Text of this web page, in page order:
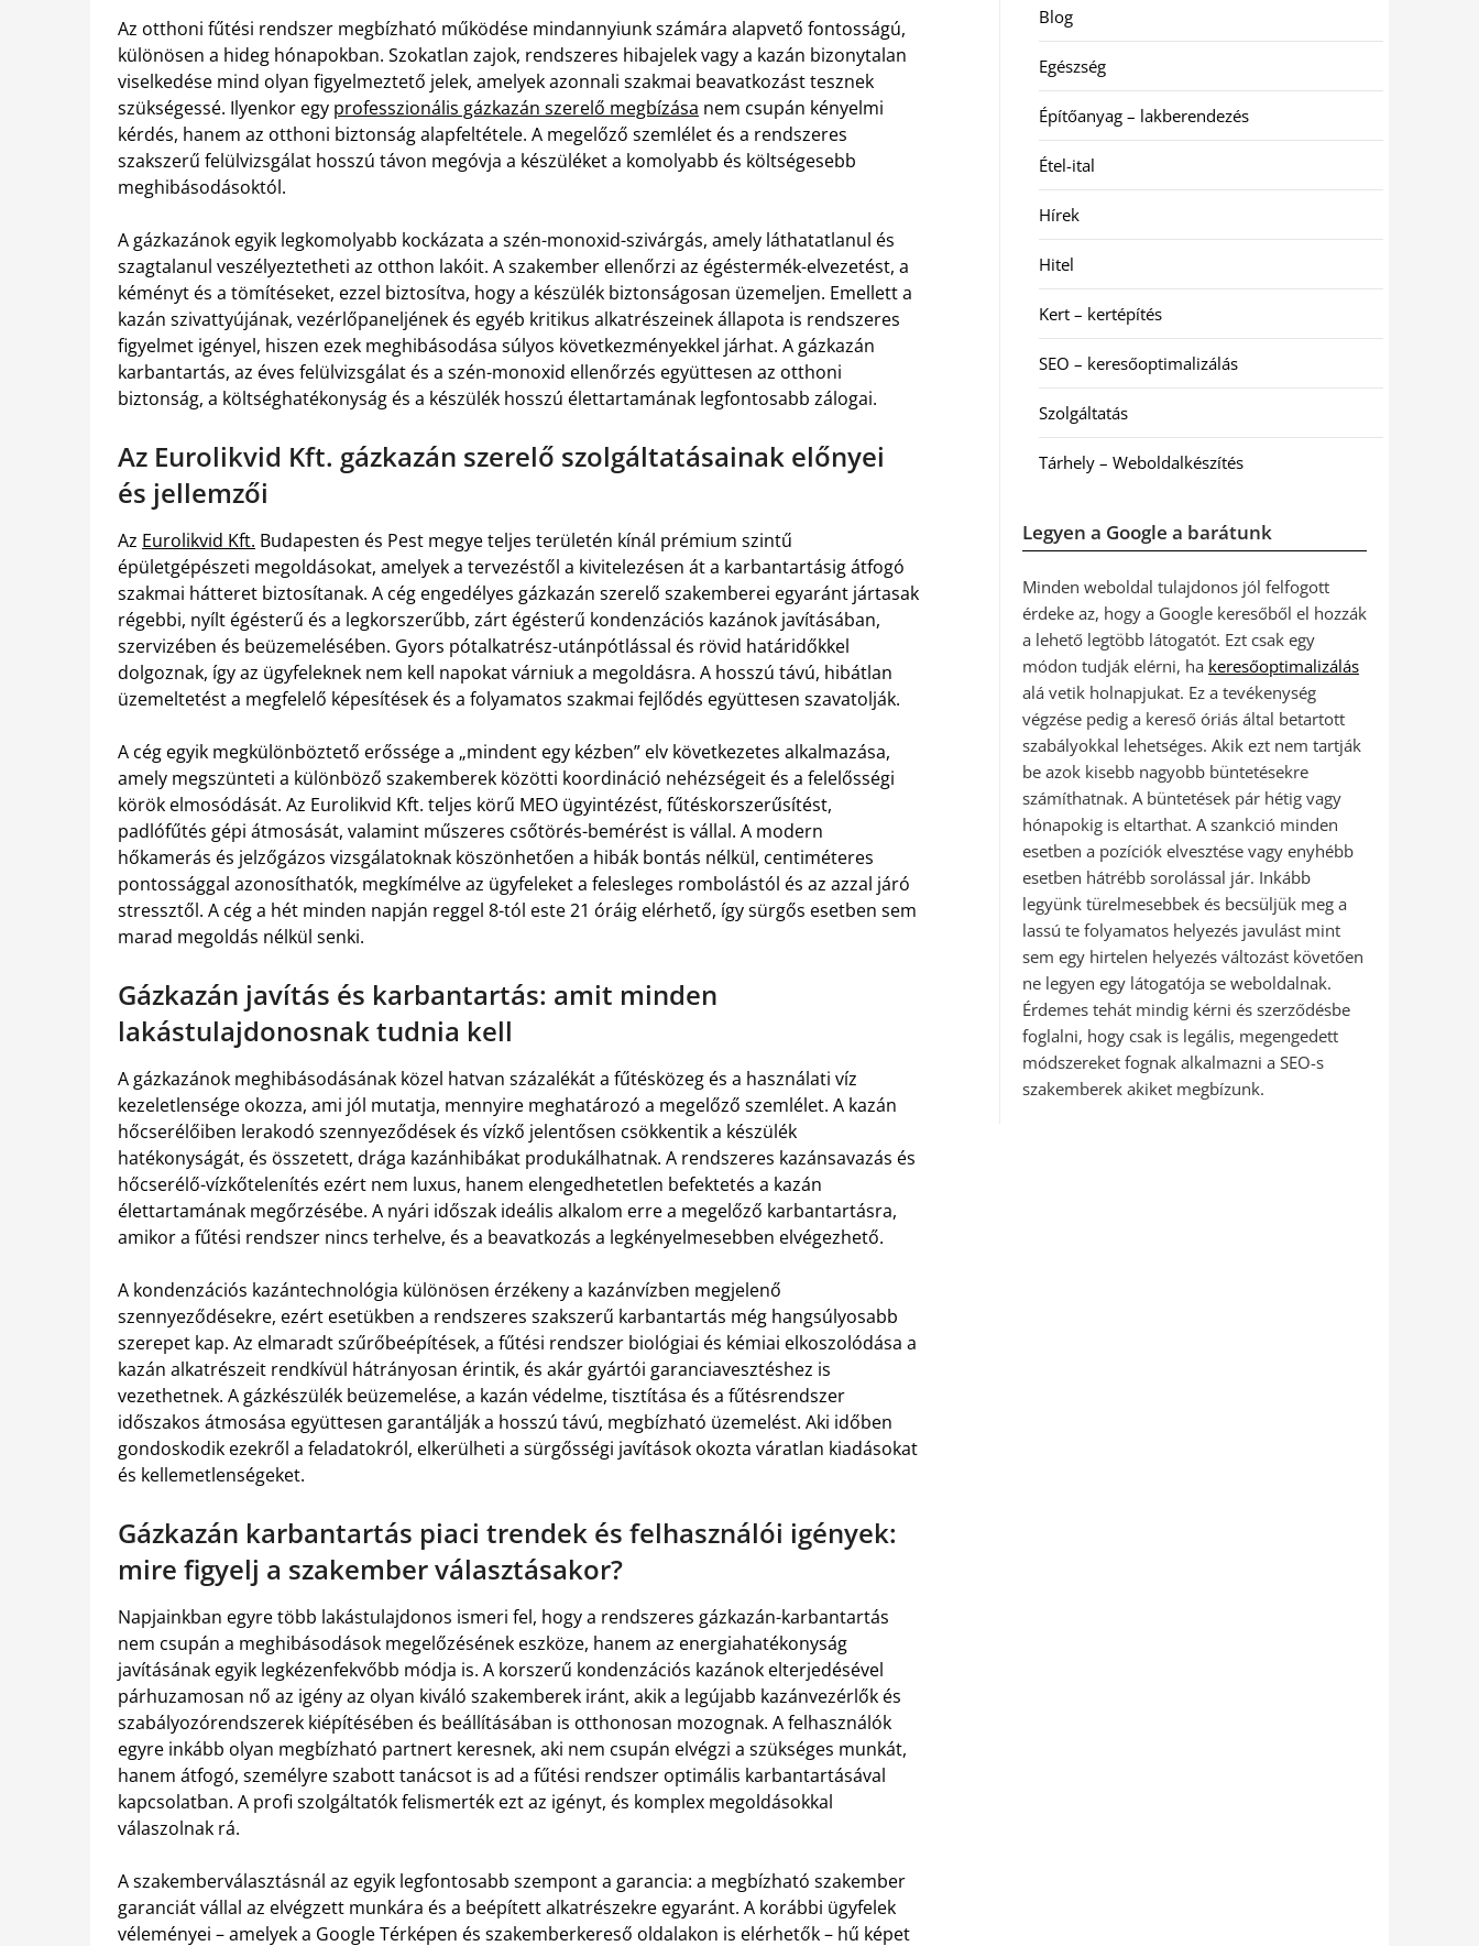
Az otthoni fűtési rendszer megbízható működése mindannyiunk számára alapvető fontosságú,
különösen a hideg hónapokban. Szokatlan zajok, rendszeres hibajelek vagy a kazán bizonytalan
viselkedése mind olyan figyelmeztető jelek, amelyek azonnali szakmai beavatkozást tesznek
szükségessé. Ilyenkor egy professzionális gázkazán szerelő megbízása nem csupán kényelmi
kérdés, hanem az otthoni biztonság alapfeltétele. A megelőző szemlélet és a rendszeres
szakszerű felülvizsgálat hosszú távon megóvja a készüléket a komolyabb és költségesebb
meghibásodásoktól.
A gázkazánok egyik legkomolyabb kockázata a szén-monoxid-szivárgás, amely láthatatlanul és
szagtalanul veszélyeztetheti az otthon lakóit. A szakember ellenőrzi az égéstermék-elvezetést, a
kéményt és a tömítéseket, ezzel biztosítva, hogy a készülék biztonságosan üzemeljen. Emellett a
kazán szivattyújának, vezérlőpaneljének és egyéb kritikus alkatrészeinek állapota is rendszeres
figyelmet igényel, hiszen ezek meghibásodása súlyos következményekkel járhat. A gázkazán
karbantartás, az éves felülvizsgálat és a szén-monoxid ellenőrzés együttesen az otthoni
biztonság, a költséghatékonyság és a készülék hosszú élettartamának legfontosabb zálogai.
Az Eurolikvid Kft. gázkazán szerelő szolgáltatásainak előnyei
és jellemzői
Az Eurolikvid Kft. Budapesten és Pest megye teljes területén kínál prémium szintű
épületgépészeti megoldásokat, amelyek a tervezéstől a kivitelezésen át a karbantartásig átfogó
szakmai hátteret biztosítanak. A cég engedélyes gázkazán szerelő szakemberei egyaránt jártasak
régebbi, nyílt égésterű és a legkorszerűbb, zárt égésterű kondenzációs kazánok javításában,
szervizében és beüzemelésében. Gyors pótalkatrész-utánpótlással és rövid határidőkkel
dolgoznak, így az ügyfeleknek nem kell napokat várniuk a megoldásra. A hosszú távú, hibátlan
üzemeltetést a megfelelő képesítések és a folyamatos szakmai fejlődés együttesen szavatolják.
A cég egyik megkülönböztető erőssége a „mindent egy kézben” elv következetes alkalmazása,
amely megszünteti a különböző szakemberek közötti koordináció nehézségeit és a felelősségi
körök elmosódását. Az Eurolikvid Kft. teljes körű MEO ügyintézést, fűtéskorszerűsítést,
padlófűtés gépi átmosását, valamint műszeres csőtörés-bemérést is vállal. A modern
hőkamerás és jelzőgázos vizsgálatoknak köszönhetően a hibák bontás nélkül, centiméteres
pontossággal azonosíthatók, megkímélve az ügyfeleket a felesleges rombolástól és az azzal járó
stressztől. A cég a hét minden napján reggel 8-tól este 21 óráig elérhető, így sürgős esetben sem
marad megoldás nélkül senki.
Gázkazán javítás és karbantartás: amit minden
lakástulajdonosnak tudnia kell
A gázkazánok meghibásodásának közel hatvan százalékát a fűtésközeg és a használati víz
kezeletlensége okozza, ami jól mutatja, mennyire meghatározó a megelőző szemlélet. A kazán
hőcserélőiben lerakodó szennyeződések és vízkő jelentősen csökkentik a készülék
hatékonyságát, és összetett, drága kazánhibákat produkálhatnak. A rendszeres kazánsavazás és
hőcserélő-vízkőtelenítés ezért nem luxus, hanem elengedhetetlen befektetés a kazán
élettartamának megőrzésébe. A nyári időszak ideális alkalom erre a megelőző karbantartásra,
amikor a fűtési rendszer nincs terhelve, és a beavatkozás a legkényelmesebben elvégezhető.
A kondenzációs kazántechnológia különösen érzékeny a kazánvízben megjelenő
szennyeződésekre, ezért esetükben a rendszeres szakszerű karbantartás még hangsúlyosabb
szerepet kap. Az elmaradt szűrőbeépítések, a fűtési rendszer biológiai és kémiai elkoszolódása a
kazán alkatrészeit rendkívül hátrányosan érintik, és akár gyártói garanciavesztéshez is
vezethetnek. A gázkészülék beüzemelése, a kazán védelme, tisztítása és a fűtésrendszer
időszakos átmosása együttesen garantálják a hosszú távú, megbízható üzemelést. Aki időben
gondoskodik ezekről a feladatokról, elkerülheti a sürgősségi javítások okozta váratlan kiadásokat
és kellemetlenségeket.
Gázkazán karbantartás piaci trendek és felhasználói igények:
mire figyelj a szakember választásakor?
Napjainkban egyre több lakástulajdonos ismeri fel, hogy a rendszeres gázkazán-karbantartás
nem csupán a meghibásodások megelőzésének eszköze, hanem az energiahatékonyság
javításának egyik legkézenfekvőbb módja is. A korszerű kondenzációs kazánok elterjedésével
párhuzamosan nő az igény az olyan kiváló szakemberek iránt, akik a legújabb kazánvezérlők és
szabályozórendszerek kiépítésében és beállításában is otthonosan mozognak. A felhasználók
egyre inkább olyan megbízható partnert keresnek, aki nem csupán elvégzi a szükséges munkát,
hanem átfogó, személyre szabott tanácsot is ad a fűtési rendszer optimális karbantartásával
kapcsolatban. A profi szolgáltatók felismerték ezt az igényt, és komplex megoldásokkal
válaszolnak rá.
A szakemberválasztásnál az egyik legfontosabb szempont a garancia: a megbízható szakember
garanciát vállal az elvégzett munkára és a beépített alkatrészekre egyaránt. A korábbi ügyfelek
véleményei – amelyek a Google Térképen és szakemberkereső oldalakon is elérhetők – hű képet
Blog
Egészség
Építőanyag – lakberendezés
Étel-ital
Hírek
Hitel
Kert – kertépítés
SEO – keresőoptimalizálás
Szolgáltatás
Tárhely – Weboldalkészítés
Legyen a Google a barátunk
Minden weboldal tulajdonos jól felfogott
érdeke az, hogy a Google keresőből el hozzák
a lehető legtöbb látogatót. Ezt csak egy
módon tudják elérni, ha keresőoptimalizálás
alá vetik holnapjukat. Ez a tevékenység
végzése pedig a kereső óriás által betartott
szabályokkal lehetséges. Akik ezt nem tartják
be azok kisebb nagyobb büntetésekre
számíthatnak. A büntetések pár hétig vagy
hónapokig is eltarthat. A szankció minden
esetben a pozíciók elvesztése vagy enyhébb
esetben hátrébb sorolással jár. Inkább
legyünk türelmesebbek és becsüljük meg a
lassú te folyamatos helyezés javulást mint
sem egy hirtelen helyezés változást követően
ne legyen egy látogatója se weboldalnak.
Érdemes tehát mindig kérni és szerződésbe
foglalni, hogy csak is legális, megengedett
módszereket fognak alkalmazni a SEO-s
szakemberek akiket megbízunk.